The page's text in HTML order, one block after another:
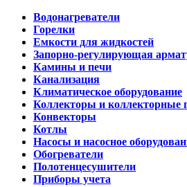
Водонагреватели
Горелки
Емкости для жидкостей
Запорно-регулирующая
Камины и печи
Канализация
Климатическое оборудование
Коллекторы и коллекторные
Конвекторы
Котлы
Насосы и насосное
Обогреватели
Полотенцесушители
Приборы учета